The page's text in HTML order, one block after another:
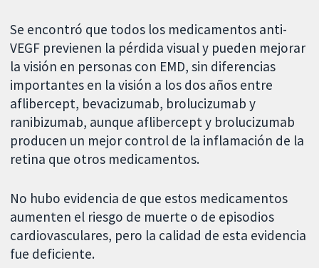
Se encontró que todos los medicamentos anti-
VEGF previenen la pérdida visual y pueden mejorar
la visión en personas con EMD, sin diferencias
importantes en la visión a los dos años entre
aflibercept, bevacizumab, brolucizumab y
ranibizumab, aunque aflibercept y brolucizumab
producen un mejor control de la inflamación de la
retina que otros medicamentos.
No hubo evidencia de que estos medicamentos
aumenten el riesgo de muerte o de episodios
cardiovasculares, pero la calidad de esta evidencia
fue deficiente.